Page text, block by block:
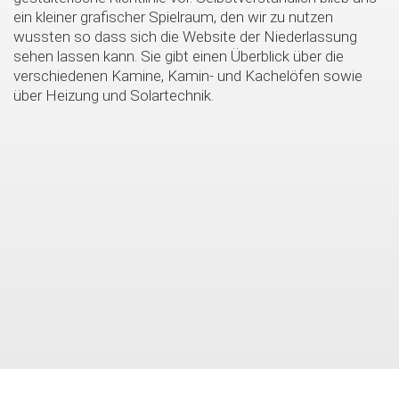
ein kleiner grafischer Spielraum, den wir zu nutzen
wussten so dass sich die Website der Niederlassung
sehen lassen kann. Sie gibt einen Überblick über die
verschiedenen Kamine, Kamin- und Kachelöfen sowie
über Heizung und Solartechnik.